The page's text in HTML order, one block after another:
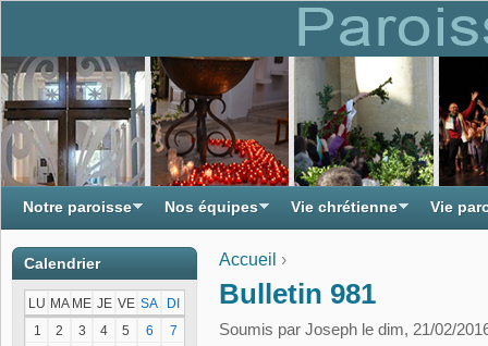
Vous êtes ici
Accueil ›
Bulletin 981
Soumis par Joseph le dim, 21/02/
Notre paroisse Nos équipes Vie chrétienne Vie
Calendrier
LU MA ME JE VE SA
DI
1
2 3 4 5 6
7